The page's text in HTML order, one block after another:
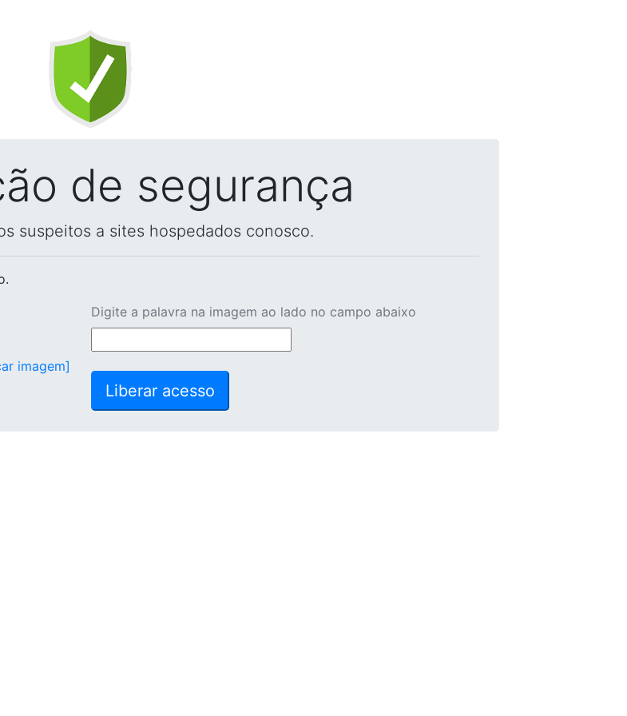
de segurança
suspeitos a sites hospedados conosco.
imagem]
Digite a palavra na imagem ao lado no campo abaixo